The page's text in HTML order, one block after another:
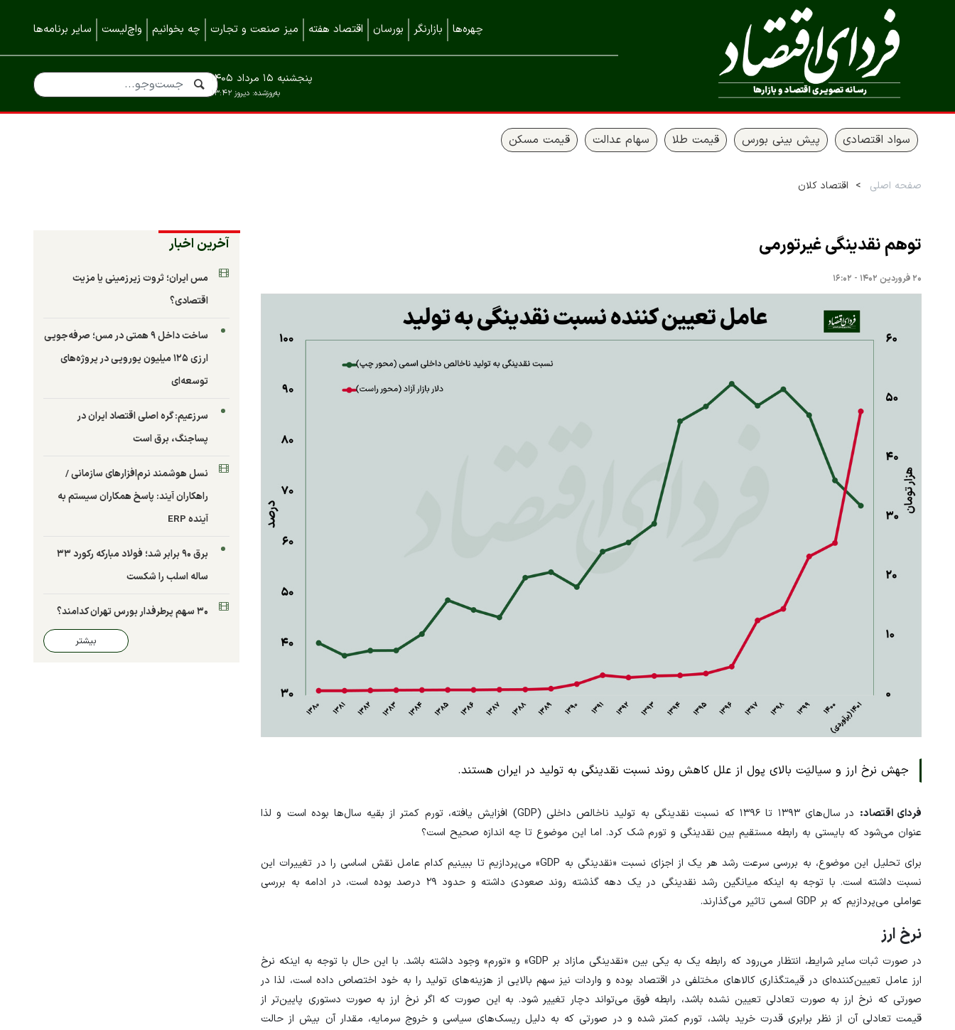
چهره‌ها بازارنگر بورسان اقتصاد هفته میز صنعت و تجارت چه بخوانیم واچ‌لیست سایر برنامه‌ها
به‌روزشده: دیروز ۱۳:۴۲
پنجشنبه ۱۵ مرداد ۱۴۰۵
سواد اقتصادی پیش بینی بورس قیمت طلا سهام عدالت قیمت مسکن
صفحه اصلی اقتصاد کلان
توهم نقدینگی غیرتورمی
۲۰ فروردین ۱۴۰۲ - ۱۶:۰۲
جهش نرخ ارز و سیالیَت بالای پول از علل کاهش روند نسبت نقدینگی به تولید در ایران هستند.
فردای اقتصاد:
در سال‌های ۱۳۹۳ تا ۱۳۹۶ که نسبت نقدینگی به تولید ناخالص داخلی (GDP) افزایش یافته، تورم کمتر از بقیه سال‌ها بوده است و لذا
عنوان می‌شود که بایستی به رابطه مستقیم بین نقدینگی و تورم شک کرد. اما این موضوع تا چه اندازه صحیح است؟
برای تحلیل این موضوع، به بررسی سرعت رشد هر یک از اجزای نسبت «نقدینگی به GDP» می‌پردازیم تا ببینیم کدام عامل نقش اساسی را در تغییرات این
نسبت داشته است. با توجه به اینکه میانگین رشد نقدینگی در یک دهه گذشته روند صعودی داشته و حدود ۲۹ درصد بوده است، در ادامه به بررسی
عواملی می‌پردازیم که بر GDP اسمی تاثیر می‌گذارند.
نرخ ارز
در صورت ثبات سایر شرایط، انتظار می‌رود که رابطه یک به یکی بین «نقدینگی مازاد بر GDP» و «تورم» وجود داشته باشد. با این حال با توجه به اینکه نرخ
ارز عامل تعیین‌کننده‌ای در قیمتگذاری کالاهای مختلفی در اقتصاد بوده و واردات نیز سهم بالایی از هزینه‌های تولید را به خود اختصاص داده است، لذا در
صورتی که نرخ ارز به صورت تعادلی تعیین نشده باشد، رابطه فوق می‌تواند دچار تغییر شود. به این صورت که اگر نرخ ارز به صورت دستوری پایین‌تر از
قیمت تعادلی آن از نظر برابری قدرت خرید باشد، تورم کمتر شده و در صورتی که به دلیل ریسک‌های سیاسی و خروج سرمایه، مقدار آن بیش از حالت
آخرین اخبار
مس ایران؛ ثروت زیرزمینی یا مزیت
اقتصادی؟
ساخت داخل ۹ همتی در مس؛ صرفه‌جویی
ارزی ۱۲۵ میلیون یورویی در پروژه‌های
توسعه‌ای
سرزعیم: گره اصلی اقتصاد ایران در
پساجنگ، برق است
نسل هوشمند نرم‌افزارهای سازمانی /
راهکاران آیند: پاسخ همکاران سیستم به
آینده ERP
برق ۹۰ برابر شد؛ فولاد مبارکه رکورد ۳۳
ساله اسلب را شکست
۳۰ سهم پرطرفدار بورس تهران کدامند؟
بیشتر